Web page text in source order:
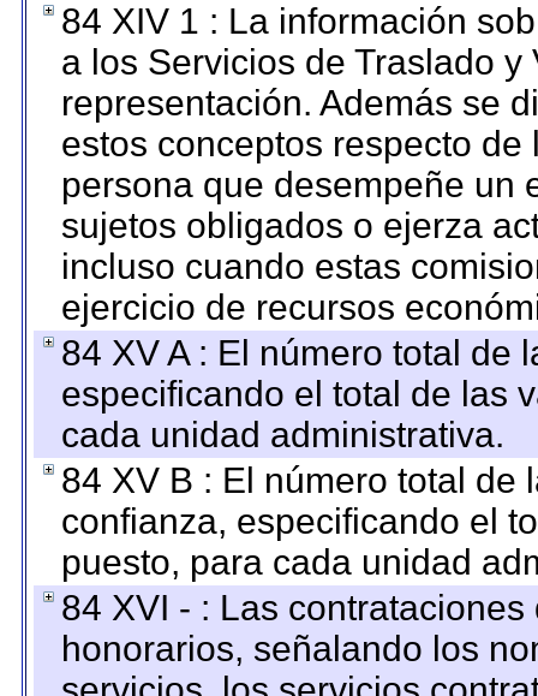
84 XIV 1 : La información
a los Servicios de Traslado
representación. Además se
estos conceptos respecto
persona que desempeñe un
sujetos obligados o ejerza
incluso cuando estas
ejercicio de recursos
84 XV A : El número total de
especificando el total de las
cada unidad administrativa.
84 XV B : El número total de
confianza, especificando el
puesto, para cada unidad
84 XVI - : Las
honorarios, señalando los